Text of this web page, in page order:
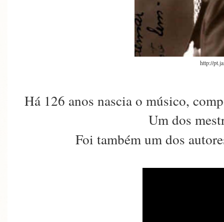
http://
Há 126 anos nascia o músico,
Um dos
Foi também um dos